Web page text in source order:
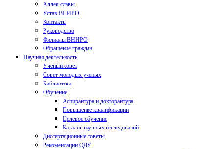
Аллея славы
Устав ВНИРО
Контакты
Руководство
Филиалы ВНИРО
Обращение граждан
Научная деятельность
Ученый совет
Совет молодых ученых
Библиотека
Обучение
Аспирантура и докторантура
Повышение квалификации
Целевое обучение
Каталог научных исследований
Диссертационные советы
Рекомендации ОДУ